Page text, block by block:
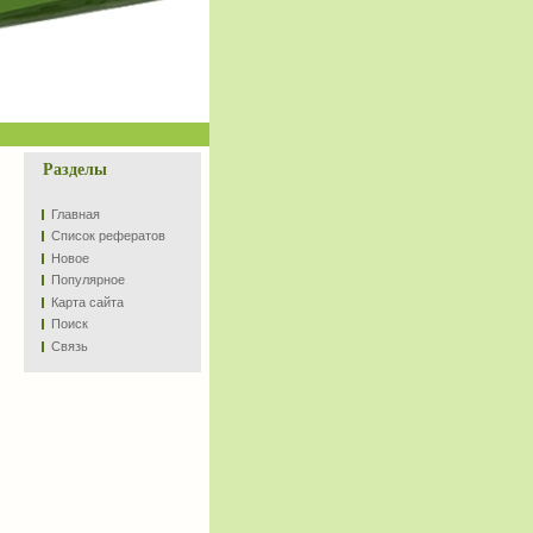
Разделы
Главная
Список рефератов
Новое
Популярное
Карта сайта
Поиск
Связь